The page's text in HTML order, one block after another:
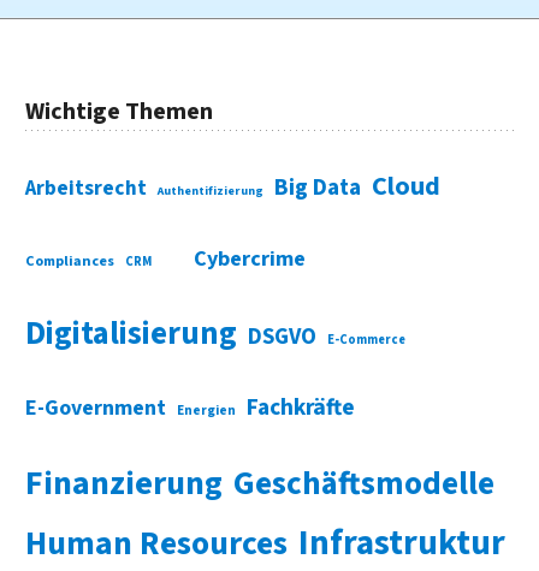
Wichtige Themen
Arbeitsrecht Authentifizierung Big Data Cloud
Compliances CRM Cybercrime
Digitalisierung DSGVO E-Commerce
E-Government Energien Fachkräfte
Finanzierung Geschäftsmodelle
Human Resources Infrastruktur